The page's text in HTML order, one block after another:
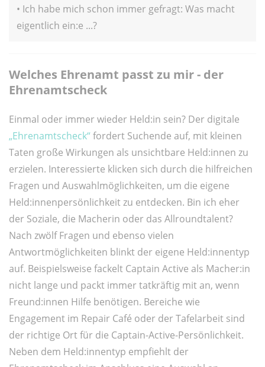
• Ich habe mich schon immer gefragt: Was macht
eigentlich ein:e ...?
Welches Ehrenamt passt zu mir - der
Ehrenamtscheck
Einmal oder immer wieder Held:in sein? Der digitale
„Ehrenamtscheck“fordert Suchende auf, mit kleinen
Taten große Wirkungen als unsichtbare Held:innen zu
erzielen. Interessierte klicken sich durch die hilfreichen
Fragen und Auswahlmöglichkeiten, um die eigene
Held:innenpersönlichkeit zu entdecken. Bin ich eher
der Soziale, die Macherin oder das Allroundtalent?
Nach zwölf Fragen und ebenso vielen
Antwortmöglichkeiten blinkt der eigene Held:innentyp
auf. Beispielsweise fackelt Captain Active als Macher:in
nicht lange und packt immer tatkräftig mit an, wenn
Freund:innen Hilfe benötigen. Bereiche wie
Engagement im Repair Café oder der Tafelarbeit sind
der richtige Ort für die Captain-Active-Persönlichkeit.
Neben dem Held:innentyp empfiehlt der